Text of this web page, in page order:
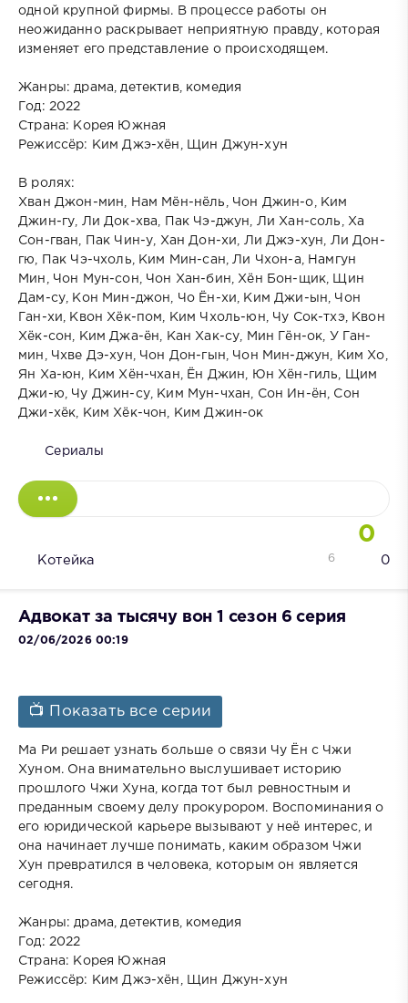
одной крупной фирмы. В процессе работы он
неожиданно раскрывает неприятную правду, которая
изменяет его представление о происходящем.
Жанры: драма, детектив, комедия
Год: 2022
Страна: Корея Южная
Режиссёр: Ким Джэ-хён, Щин Джун-хун
В ролях:
Хван Джон-мин, Нам Мён-нёль, Чон Джин-о, Ким
Джин-гу, Ли Док-хва, Пак Чэ-джун, Ли Хан-соль, Ха
Сон-гван, Пак Чин-у, Хан Дон-хи, Ли Джэ-хун, Ли Дон-
гю, Пак Чэ-чхоль, Ким Мин-сан, Ли Чхон-а, Намгун
Мин, Чон Мун-сон, Чон Хан-бин, Хён Бон-щик, Щин
Дам-су, Кон Мин-джон, Чо Ён-хи, Ким Джи-ын, Чон
Ган-хи, Квон Хёк-пом, Ким Чхоль-юн, Чу Сок-тхэ, Квон
Хёк-сон, Ким Джа-ён, Кан Хак-су, Мин Гён-ок, У Ган-
мин, Чхве Дэ-хун, Чон Дон-гын, Чон Мин-джун, Ким Хо,
Ян Ха-юн, Ким Хён-чхан, Ён Джин, Юн Хён-гиль, Щим
Джи-ю, Чу Джин-су, Ким Мун-чхан, Сон Ин-ён, Сон
Джи-хёк, Ким Хёк-чон, Ким Джин-ок
Сериалы
0
Котейка 0
6
Адвокат за тысячу вон 1 сезон 6 серия
02/06/2026 00:19
📺 Показать все серии
Ма Ри решает узнать больше о связи Чу Ён с Чжи
Хуном. Она внимательно выслушивает историю
прошлого Чжи Хуна, когда тот был ревностным и
преданным своему делу прокурором. Воспоминания о
его юридической карьере вызывают у неё интерес, и
она начинает лучше понимать, каким образом Чжи
Хун превратился в человека, которым он является
сегодня.
Жанры: драма, детектив, комедия
Год: 2022
Страна: Корея Южная
Режиссёр: Ким Джэ-хён, Щин Джун-хун